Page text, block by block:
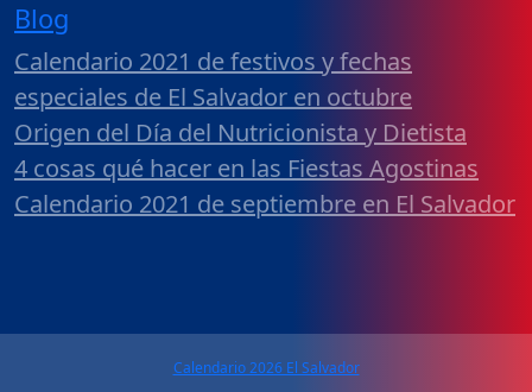
Blog
Calendario 2021 de festivos y fechas
especiales de El Salvador en octubre
Origen del Día del Nutricionista y Dietista
4 cosas qué hacer en las Fiestas Agostinas
Calendario 2021 de septiembre en El Salvador
Calendario 2026 El Salvador